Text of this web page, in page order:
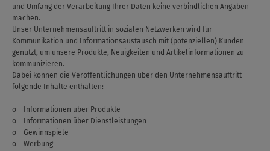
und Umfang der Verarbeitung Ihrer Daten keine verbindlichen Angaben
machen.
Unser Unternehmensauftritt in sozialen Netzwerken wird für
Kommunikation und Informationsaustausch mit (potenziellen) Kunden
genutzt, um unsere Produkte, Neuigkeiten und Artikelinformationen zu
kommunizieren.
Dabei können die Veröffentlichungen über den Unternehmensauftritt
folgende Inhalte enthalten:
o Informationen über Produkte
o Informationen über Dienstleistungen
o Gewinnspiele
o Werbung